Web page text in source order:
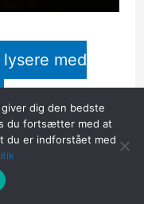
med
væske til
dig den bedste
du fortsætter med at
du er indforstået med